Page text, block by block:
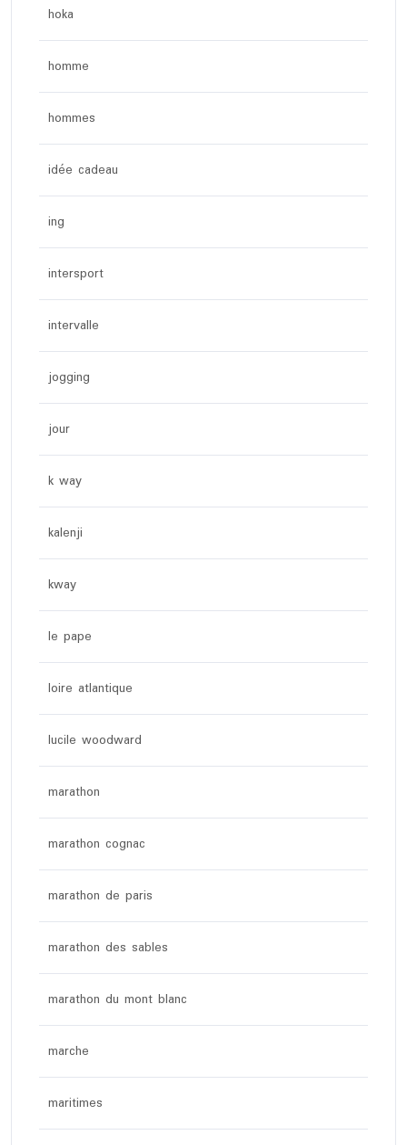
hoka
homme
hommes
idée cadeau
ing
intersport
intervalle
jogging
jour
k way
kalenji
kway
le pape
loire atlantique
lucile woodward
marathon
marathon cognac
marathon de paris
marathon des sables
marathon du mont blanc
marche
maritimes